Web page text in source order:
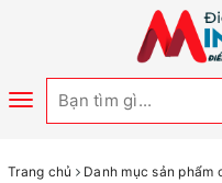
Toggle
Trang chủ Danh mục sản phẩm